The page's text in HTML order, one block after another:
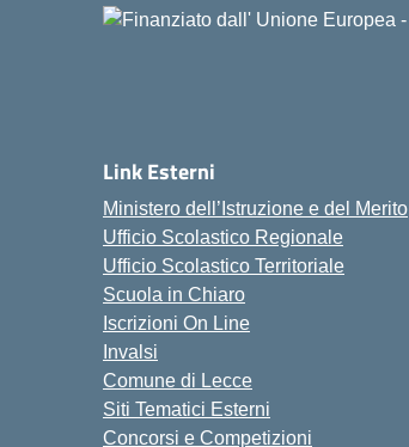
Link Esterni
Ministero dell’Istruzione e del Merito
Ufficio Scolastico Regionale
Ufficio Scolastico Territoriale
Scuola in Chiaro
Iscrizioni On Line
Invalsi
Comune di Lecce
Siti Tematici Esterni
Concorsi e Competizioni